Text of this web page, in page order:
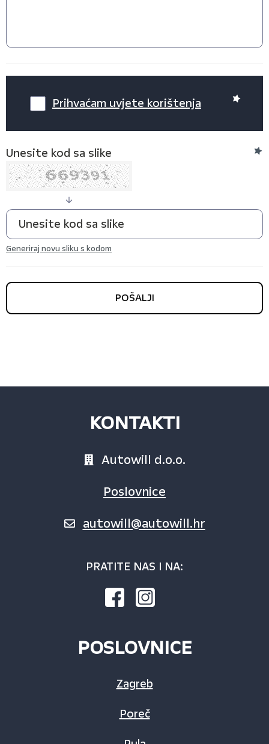
Prihvaćam uvjete korištenja
Generiraj novu sliku s kodom
Unesite kod sa slike
KONTAKTI
Autowill d.o.o.
Poslovnice
autowill@autowill.hr
PRATITE NAS I NA:
POSLOVNICE
Zagreb
Poreč